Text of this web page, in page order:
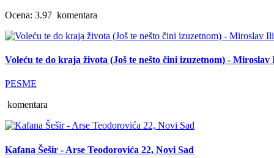
Ocena: 3.97 komentara
Voleću te do kraja života (Još te nešto čini izuzetnom) - Miroslav
PESME
komentara
Kafana Šešir - Arse Teodorovića 22, Novi Sad